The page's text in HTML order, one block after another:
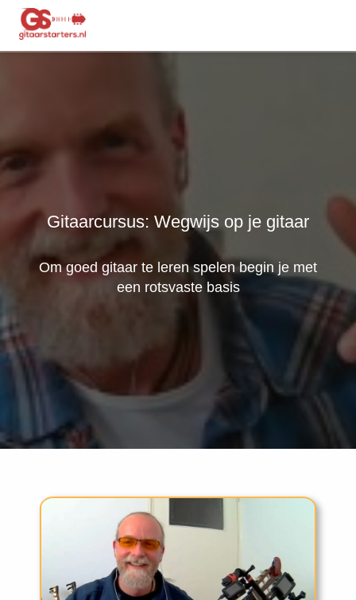
Gitaarcursus: Wegwijs op je gitaar
Om goed gitaar te leren spelen begin je met
een rotsvaste basis